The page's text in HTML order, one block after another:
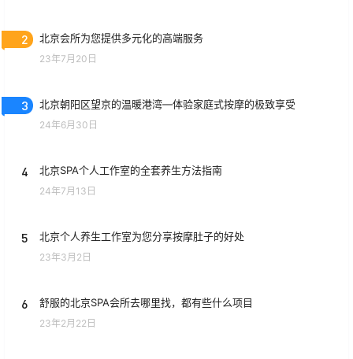
2 北京会所为您提供多元化的高端服务
23年7月20日
3 北京朝阳区望京的温暖港湾—体验家庭式按摩的极致享受
24年6月30日
4 北京SPA个人工作室的全套养生方法指南
24年7月13日
5 北京个人养生工作室为您分享按摩肚子的好处
23年3月2日
6 舒服的北京SPA会所去哪里找，都有些什么项目
23年2月22日